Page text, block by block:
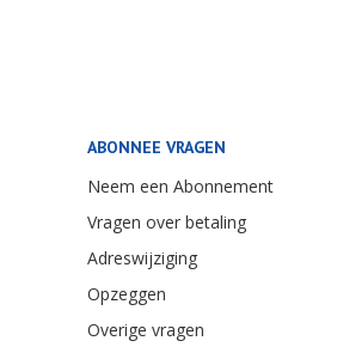
ABONNEE VRAGEN
Neem een Abonnement
Vragen over betaling
Adreswijziging
Opzeggen
Overige vragen